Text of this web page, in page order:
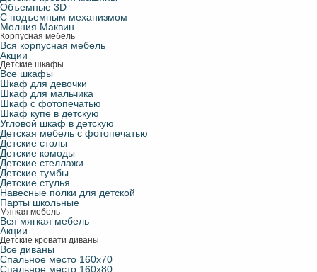
Объемные 3D
С подъемным механизмом
Молния Маквин
Корпусная мебель
Вся корпусная мебель
Акции
Детские шкафы
Все шкафы
Шкаф для девочки
Шкаф для мальчика
Шкаф с фотопечатью
Шкаф купе в детскую
Угловой шкаф в детскую
Детская мебель с фотопечатью
Детские столы
Детские комоды
Детские стеллажи
Детские тумбы
Детские стулья
Навесные полки для детской
Парты школьные
Мягкая мебель
Вся мягкая мебель
Акции
Детские кровати диваны
Все диваны
Спальное место 160х70
Спальное место 160х80